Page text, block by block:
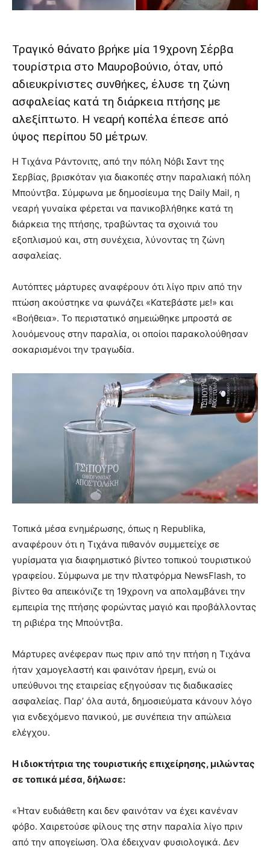
Τραγικό θάνατο βρήκε μία 19χρονη Σέρβα
τουρίστρια στο Μαυροβούνιο, όταν, υπό
αδιευκρίνιστες συνθήκες, έλυσε τη ζώνη
ασφαλείας κατά τη διάρκεια πτήσης με
αλεξίπτωτο. Η νεαρή κοπέλα έπεσε από
ύψος περίπου 50 μέτρων.
Η Τιχάνα Ράντονιτς, από την πόλη Νόβι Σαντ της
Σερβίας, βρισκόταν για διακοπές στην παραλιακή πόλη
Μπούντβα. Σύμφωνα με δημοσίευμα της Daily Mail, η
νεαρή γυναίκα φέρεται να πανικοβλήθηκε κατά τη
διάρκεια της πτήσης, τραβώντας τα σχοινιά του
εξοπλισμού και, στη συνέχεια, λύνοντας τη ζώνη
ασφαλείας.
Αυτόπτες μάρτυρες αναφέρουν ότι λίγο πριν από την
πτώση ακούστηκε να φωνάζει «Κατεβάστε με!» και
«Βοήθεια». Το περιστατικό σημειώθηκε μπροστά σε
λουόμενους στην παραλία, οι οποίοι παρακολούθησαν
σοκαρισμένοι την τραγωδία.
Τοπικά μέσα ενημέρωσης, όπως η Republika,
αναφέρουν ότι η Τιχάνα πιθανόν συμμετείχε σε
γυρίσματα για διαφημιστικό βίντεο τοπικού τουριστικού
γραφείου. Σύμφωνα με την πλατφόρμα NewsFlash, το
βίντεο θα απεικόνιζε τη 19χρονη να απολαμβάνει την
εμπειρία της πτήσης φορώντας μαγιό και προβάλλοντας
τη ριβιέρα της Μπούντβα.
Μάρτυρες ανέφεραν πως πριν από την πτήση η Τιχάνα
ήταν χαμογελαστή και φαινόταν ήρεμη, ενώ οι
υπεύθυνοι της εταιρείας εξηγούσαν τις διαδικασίες
ασφαλείας. Παρ’ όλα αυτά, δημοσιεύματα κάνουν λόγο
για ενδεχόμενο πανικού, με συνέπεια την απώλεια
ελέγχου.
Η ιδιοκτήτρια της τουριστικής επιχείρησης, μιλώντας
σε τοπικά μέσα, δήλωσε:
«Ήταν ευδιάθετη και δεν φαινόταν να έχει κανέναν
φόβο. Χαιρετούσε φίλους της στην παραλία λίγο πριν
από την απογείωση. Όλα έδειχναν φυσιολογικά. Δεν